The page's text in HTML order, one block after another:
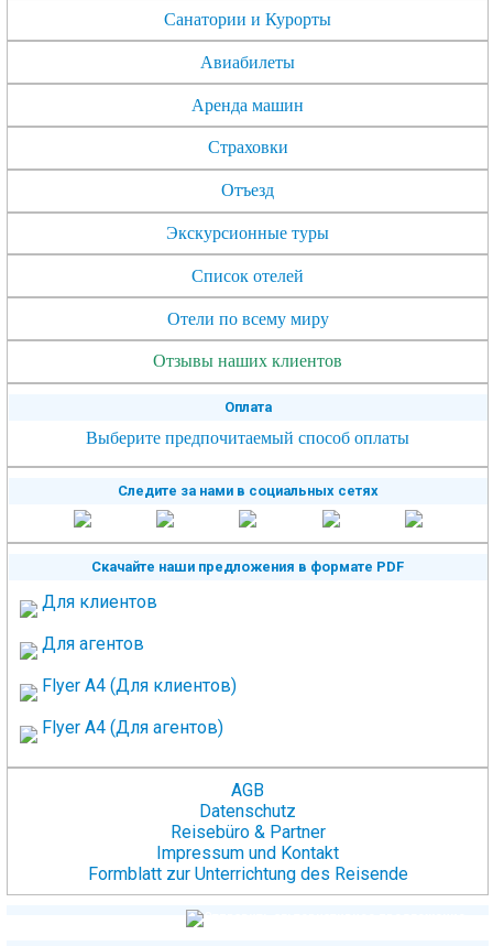
Санатории и Курорты
Авиабилеты
Аренда машин
Страховки
Отъезд
Экскурсионные туры
Список отелей
Отели по всему миру
Отзывы наших клиентов
Оплата
Выберите предпочитаемый способ оплаты
Следите за нами в социальных сетях
Скачайте наши предложения в формате PDF
Для клиентов
Для агентов
Flyer A4 (Для клиентов)
Flyer A4 (Для агентов)
AGB
Datenschutz
Reisebüro & Partner
Impressum und Kontakt
Formblatt zur Unterrichtung des Reisende